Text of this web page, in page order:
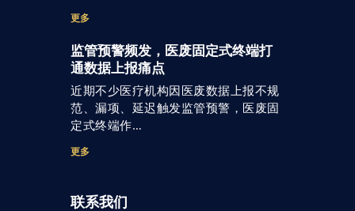
更多
监管预警频发，医废固定式终端打
通数据上报痛点
近期不少医疗机构因医废数据上报不规
范、漏项、延迟触发监管预警，医废固
定式终端作…
更多
联系我们